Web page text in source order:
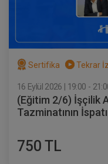
Sertifika Tekrar
16 Eylül 2026 | 19:00 -
(Eğitim 2/6) İşçilik
Tazminatının
750 TL